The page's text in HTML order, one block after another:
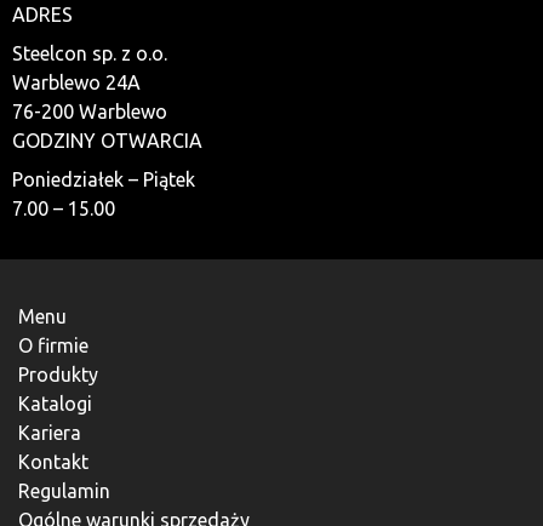
ADRES
Steelcon sp. z o.o.
Warblewo 24A
76-200 Warblewo
GODZINY OTWARCIA
Poniedziałek – Piątek
7.00 – 15.00
Menu
O firmie
Produkty
Katalogi
Kariera
Kontakt
Regulamin
Ogólne warunki sprzedaży